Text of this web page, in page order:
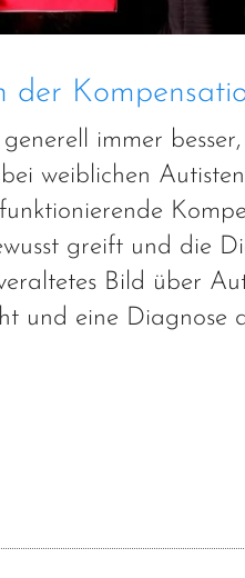
der
immer
weiblichen
greift und die
Bild über
und eine